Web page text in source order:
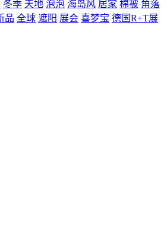
冬季 天地 泡泡 海岛风 居家 棉被 角落
品 全球 遮阳 展会 喜梦宝 德国R+T展